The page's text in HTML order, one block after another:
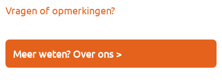
Vragen of opmerkingen?
Meer weten? Over ons >